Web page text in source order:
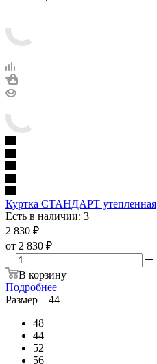
Куртка СТАНДАРТ утепленная
Есть в наличии: 3
2 830 ₽
от 2 830 ₽
В корзину
Подробнее
Размер—44
48
44
52
56